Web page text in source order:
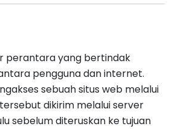
perantara yang bertindak
pengguna dan internet.
sebuah situs web melalui
dikirim melalui server
sebelum diteruskan ke tujuan